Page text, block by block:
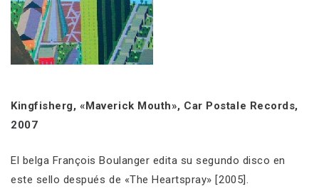
Kingfisherg, «Maverick Mouth», Car Postale Records,
2007
El belga François Boulanger edita su segundo disco en
este sello después de «The Heartspray» [2005].